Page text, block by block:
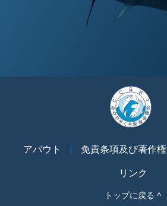
アバウト 免責条項及び著作権
リンク
トップに戻る ^